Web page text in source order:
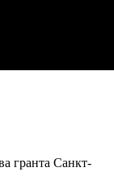
гранта Санкт-